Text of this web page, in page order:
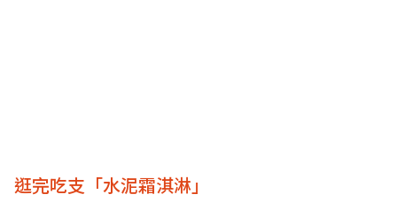
逛完吃支「水泥霜淇淋」